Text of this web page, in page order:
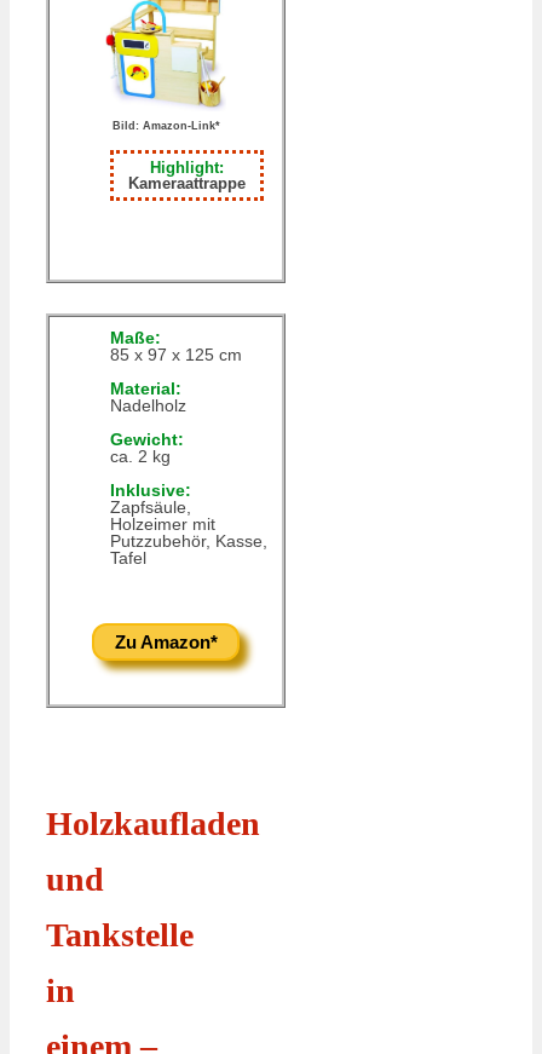
Bild: Amazon-Link*
Highlight:
Kameraattrappe
Maße:
85 x 97 x 125 cm
Material:
Nadelholz
Gewicht:
ca. 2 kg
Inklusive:
Zapfsäule,
Holzeimer mit
Putzzubehör, Kasse,
Tafel
Zu Amazon*
Holzkaufladen
und
Tankstelle
in
einem –